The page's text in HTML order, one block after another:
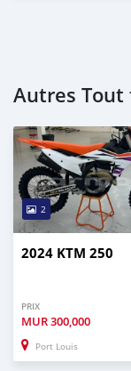
Autres
2
2024 KTM 250
PRIX
MUR300,000
Port Louis